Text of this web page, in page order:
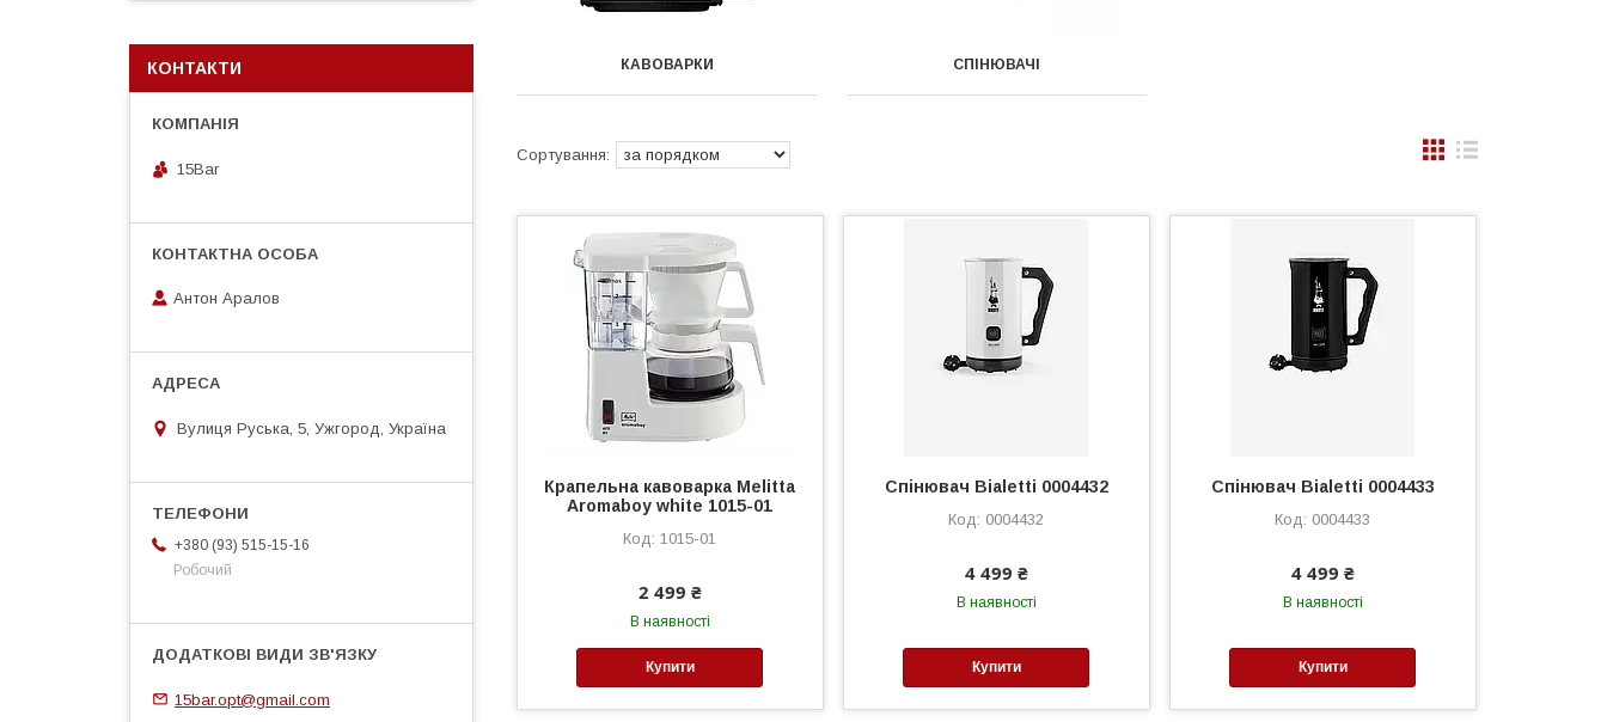
КАВОВАРКИ СПІНЮВАЧІ
Крапельна кавоварка Melitta
Aromaboy white 1015-01
1015-01
2 499 ₴
В наявності
Купити
Спінювач Bialetti 0004432
0004432
4 499 ₴
В наявності
Купити
Спінювач Bialetti 0004433
0004433
4 499 ₴
В наявності
Купити
КОНТАКТИ
15Bar
Антон Аралов
Вулиця Руська, 5, Ужгород, Україна
+380 (93) 515-15-16
Робочий
15bar.opt@gmail.com